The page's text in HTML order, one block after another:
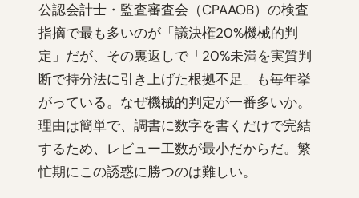
公認会計士・監査審査会（CPAAOB）の検査
指摘で最も多いのが「議決権20%機械的判
定」だが、その裏返しで「20%未満を実質判
断で持分法に引き上げた根拠不足」も毎年挙
がっている。なぜ機械的判定が一番多いか。
理由は簡単で、調書に数字を書くだけで完結
するため、レビュー工数が最小だからだ。繁
忙期にこの誘惑に勝つのは難しい。